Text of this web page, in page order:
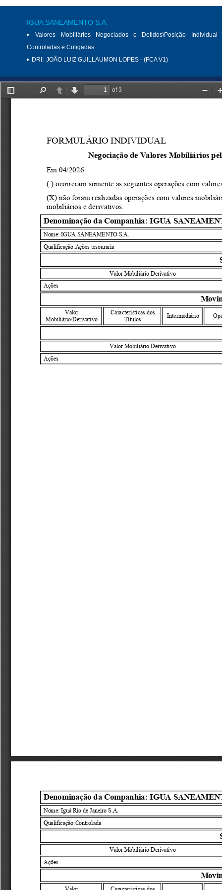
IGUA SANEAMENTO S.A.
Valores Mobiliários Negociados e Detidos\Posição
Controladas e Coligadas
DRI: JOÃO LUIZ GUILLAUMON LOPES - (FCA V1)